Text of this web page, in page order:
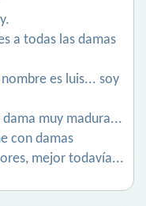
a todas las damas
es luis... soy
muy madura...
con damas
mejor todavía...